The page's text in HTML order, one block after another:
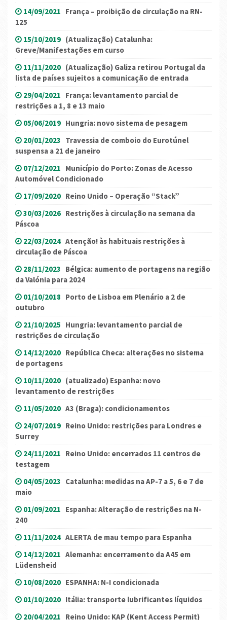
14/09/2021 França – proibição de circulação na RN-
125
15/10/2019 (Atualização) Catalunha:
Greve/Manifestações em curso
11/11/2020 (Atualização) Galiza retirou Portugal da
lista de países sujeitos a comunicação de entrada
29/04/2021 França: levantamento parcial de
restrições a 1, 8 e 13 maio
05/06/2019 Hungria: novo sistema de pesagem
20/01/2023 Travessia de comboio do Eurotúnel
suspensa a 21 de janeiro
07/12/2021 Município do Porto: Zonas de Acesso
Automóvel Condicionado
17/09/2020 Reino Unido – Operação “Stack”
30/03/2026 Restrições à circulação na semana da
Páscoa
22/03/2024 Atenção! às habituais restrições à
circulação de Páscoa
28/11/2023 Bélgica: aumento de portagens na região
da Valónia para 2024
01/10/2018 Porto de Lisboa em Plenário a 2 de
outubro
21/10/2025 Hungria: levantamento parcial de
restrições de circulação
14/12/2020 República Checa: alterações no sistema
de portagens
10/11/2020 (atualizado) Espanha: novo
levantamento de restrições
11/05/2020 A3 (Braga): condicionamentos
24/07/2019 Reino Unido: restrições para Londres e
Surrey
24/11/2021 Reino Unido: encerrados 11 centros de
testagem
04/05/2023 Catalunha: medidas na AP-7 a 5, 6 e 7 de
maio
01/09/2021 Espanha: Alteração de restrições na N-
240
11/11/2024 ALERTA de mau tempo para Espanha
14/12/2021 Alemanha: encerramento da A45 em
Lüdensheid
10/08/2020 ESPANHA: N-I condicionada
01/10/2020 Itália: transporte lubrificantes líquidos
20/04/2021 Reino Unido: KAP (Kent Access Permit)